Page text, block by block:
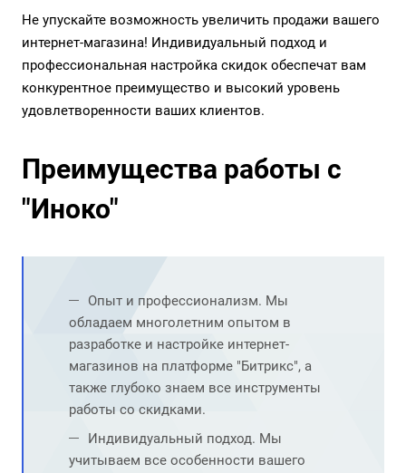
Не упускайте возможность увеличить продажи вашего
интернет-магазина! Индивидуальный подход и
профессиональная настройка скидок обеспечат вам
конкурентное преимущество и высокий уровень
удовлетворенности ваших клиентов.
Преимущества работы с
"Иноко"
Опыт и профессионализм. Мы
обладаем многолетним опытом в
разработке и настройке интернет-
магазинов на платформе "Битрикс", а
также глубоко знаем все инструменты
работы со скидками.
Индивидуальный подход. Мы
учитываем все особенности вашего